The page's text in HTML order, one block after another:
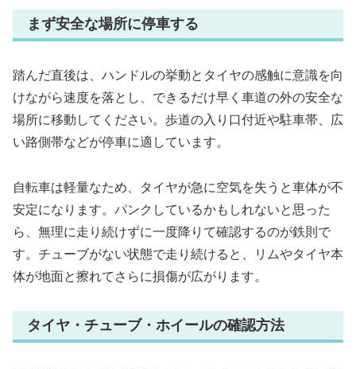
まず安全な場所に停車する
踏んだ直後は、ハンドルの挙動とタイヤの感触に意識を向
けながら速度を落とし、できるだけ早く車道の外の安全な
場所に移動してください。歩道の入り口付近や駐車帯、広
い路側帯などが停車に適しています。
自転車は軽量なため、タイヤが急に空気を失うと車体が不
安定になります。パンクしているかもしれないと思った
ら、無理に走り続けずに一度降りて確認するのが鉄則で
す。チューブがない状態で走り続けると、リムやタイヤ本
体が地面と擦れてさらに損傷が広がります。
タイヤ・チューブ・ホイールの確認方法